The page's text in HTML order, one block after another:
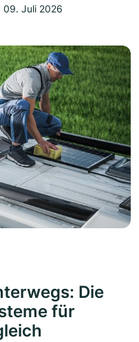
09. Juli 2026
Die
für